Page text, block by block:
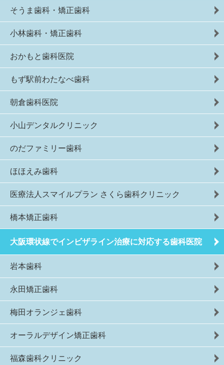
そうま歯科・矯正歯科
小林歯科・矯正歯科
おかもと歯科医院
もず駅前わたなべ歯科
朝倉歯科医院
小山デンタルクリニック
のだファミリー歯科
ほほえみ歯科
医療法人スマイルプラン さくら歯科クリニック
橋本矯正歯科
大阪環状線でインビザライン治療に対応する歯科医院
岩本歯科
永田矯正歯科
梅田オランジェ歯科
オーラルデザイン矯正歯科
福森歯科クリニック